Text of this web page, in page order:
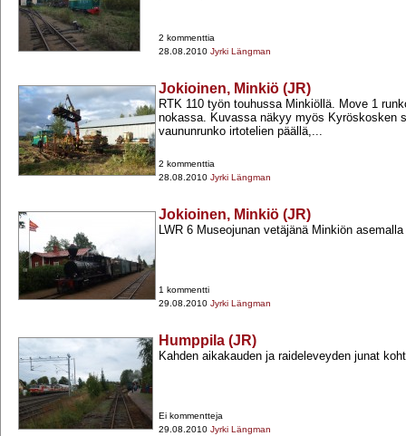
2 kommenttia
28.08.2010 Jyrki Längman
Jokioinen, Minkiö (JR)
RTK 110 työn touhussa Minkiöllä. Move 1
nokassa. Kuvassa näkyy myös Kyröskosken
vaununrunko irtotelien päällä,...
2 kommenttia
28.08.2010 Jyrki Längman
Jokioinen, Minkiö (JR)
LWR 6 Museojunan vetäjänä Minkiön asemalla
1 kommentti
29.08.2010 Jyrki Längman
Humppila (JR)
Kahden aikakauden ja raideleveyden junat
Ei kommentteja
29.08.2010 Jyrki Längman